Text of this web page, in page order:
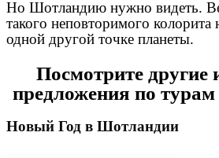
Но Шотландию нужно видеть.
такого неповторимого
одной другой точке планеты.
Посмотрите другие
предложения по
Новый Год в Шотландии